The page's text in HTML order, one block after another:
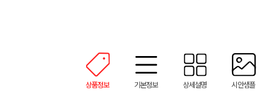
상품정보 기본정보 상세설명 시안샘플